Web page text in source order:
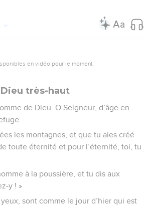
toujours sa postérité, et son trône
mes décrets,
ordonnances,
avec le bâton, je sévirais par des
mon amour pour lui. Je ne
jamais mon alliance et je ne
j’ai dit.
par ma sainteté : Non, je ne
à David.